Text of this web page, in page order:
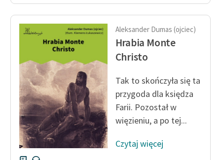
Feministyczne inspiracje.
Popularyzacja
skandynawskiej literatury
feministycznej
Ręce pełne poezji
Kolekcje edukacyjne
twórców przechodzących
do domeny publicznej,
lektur szkolnych oraz
Starego Testamentu
Odkurzamy bohaterów
Aleksander Dumas (ojciec)
Hrabia Monte
Christo
Tak to skończyła się ta
przygoda dla księdza
Farii. Pozostał w
więzieniu, a po tej...
Czytaj więcej